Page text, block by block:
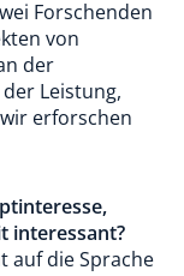
Forschenden
von
der
Leistung,
erforschen
interessant?
auf die Sprache